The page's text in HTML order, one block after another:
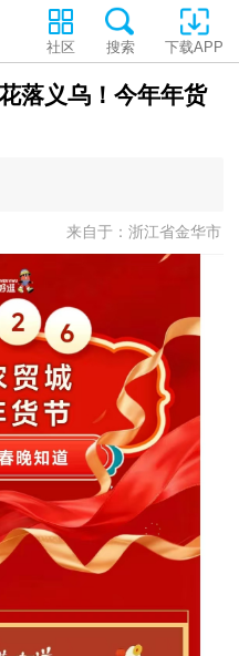
下载APP
搜索
社区
落义乌！今年年货
来自于：浙江省金华市